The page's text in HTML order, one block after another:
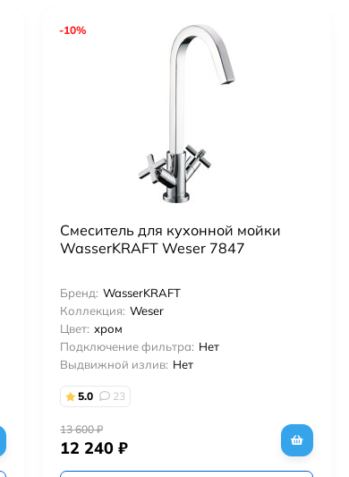
-10%
Смеситель для кухонной мойки
WasserKRAFT Weser 7847
Бренд: WasserKRAFT
Коллекция: Weser
Цвет: хром
Подключение фильтра: Нет
Выдвижной излив: Нет
5.0 23
13 600₽
12 240₽